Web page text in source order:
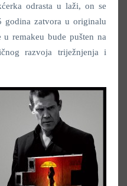
odrasta u laži, on se
zatvora u originalu
remakeu bude pušten na
razvoja triježnjenja i